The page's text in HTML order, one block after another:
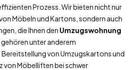
Prozess. Wir bieten nicht nur
Möbeln und Kartons, sondern auch
die Ihnen den Umzugswohnung
unter anderem
von Umzugskartons und
von Möbelliften bei schwer